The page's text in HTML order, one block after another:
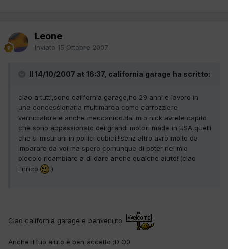
Leone
Inviato 15 Ottobre 2007
Il 14/10/2007 at 16:37, california garage ha scritto:
ciao a tutti,sono california garage,ho 29 anni e lavoro in
una concessionaria multimarca come carrozziere
verniciatore e anche meccanico.dal mio nick avrete capito
che sono appassionato dei grandi motori made in USA,quelli
che si misurani in pollici cubici!!!senz altro avrò molto da
imparare da voi ma spero comunque di poter nel mio
piccolo ricambiare a di dare anche qualche aiuto!!(ciao
Enrico
)
Ciao california garage e benvenuto
Anche il tuo aiuto è ben accetto ;D O0